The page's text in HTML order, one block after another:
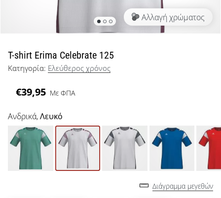
μπάσκετ
όπως
εμείς;
μαζί
ως
πρεσβευτής
της
μάρκας
μας.
Αλλαγή χρώματος
T-shirt Erima Celebrate 125
Κατηγορία: Ελεύθερος χρόνος
€39,95 Με ΦΠΑ
Ανδρικά,Λευκό
Διάγραμμα μεγεθών